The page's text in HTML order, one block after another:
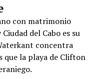
con matrimonio
del Cabo es su
concentra
que la playa de Clifton